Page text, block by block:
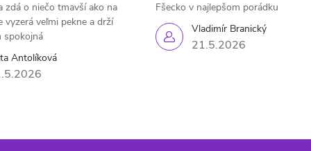
Antolíková
zdá o niečo tmavší ako na
vyzerá veľmi pekne a drží
spokojná
Vladimír Branický
21.5.2026
Fšecko v najlepšom porádku